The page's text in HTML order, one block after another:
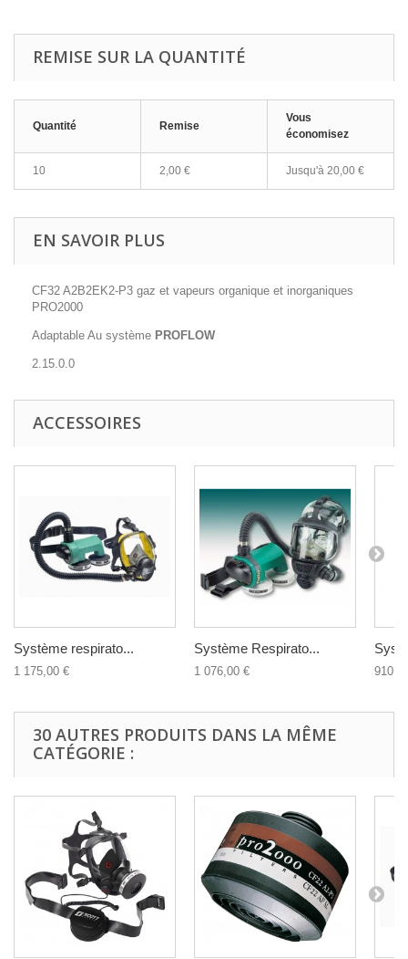
REMISE SUR LA QUANTITÉ
Quantité Remise
Vous
économisez
10 2,00 € Jusqu'à 20,00 €
EN SAVOIR PLUS
CF32 A2B2EK2-P3 gaz et vapeurs organique et inorganiques
PRO2000
Adaptable Au système PROFLOW
2.15.0.0
ACCESSOIRES
Système respirato...
1 175,00 €
Système Respirato...
1 076,00 €
30 AUTRES PRODUITS DANS LA MÊME
CATÉGORIE :